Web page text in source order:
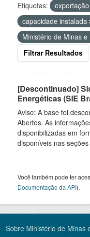
Etiquetas:
capacidade instalada
Ministério de Minas e
Filtrar Resultados
[Descontinuado]
Energéticas (SIE
Aviso: A base foi
Abertos. As
disponibilizadas em
disponíveis nas
Você também pode ter
Documentação da API).
Sobre Ministério de Minas